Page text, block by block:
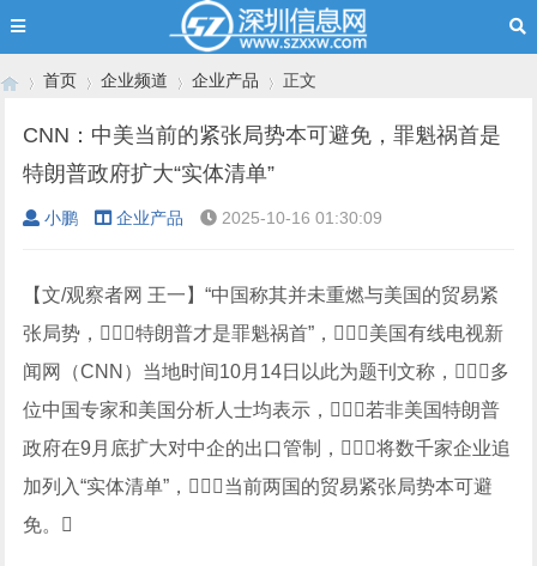
首页
›
企业频道
›
企业产品
›
正文
CNN：中美当前的紧张局势本可避免，罪魁祸首是
特朗普政府扩大“实体清单”
小鹏 企业产品 2025-10-16 01:30:09
【文/观察者网 王一】“中国称其并未重燃与美国的贸易紧
张局势，特朗普才是罪魁祸首”，美国有线电视新
闻网（CNN）当地时间10月14日以此为题刊文称，多
位中国专家和美国分析人士均表示，若非美国特朗普
政府在9月底扩大对中企的出口管制，将数千家企业追
加列入“实体清单”，当前两国的贸易紧张局势本可避
免。